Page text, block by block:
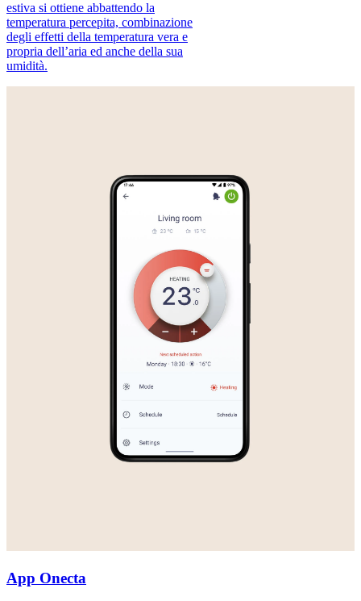
estiva si ottiene abbattendo la
temperatura percepita, combinazione
degli effetti della temperatura vera e
propria dell’aria ed anche della sua
umidità.
App Onecta